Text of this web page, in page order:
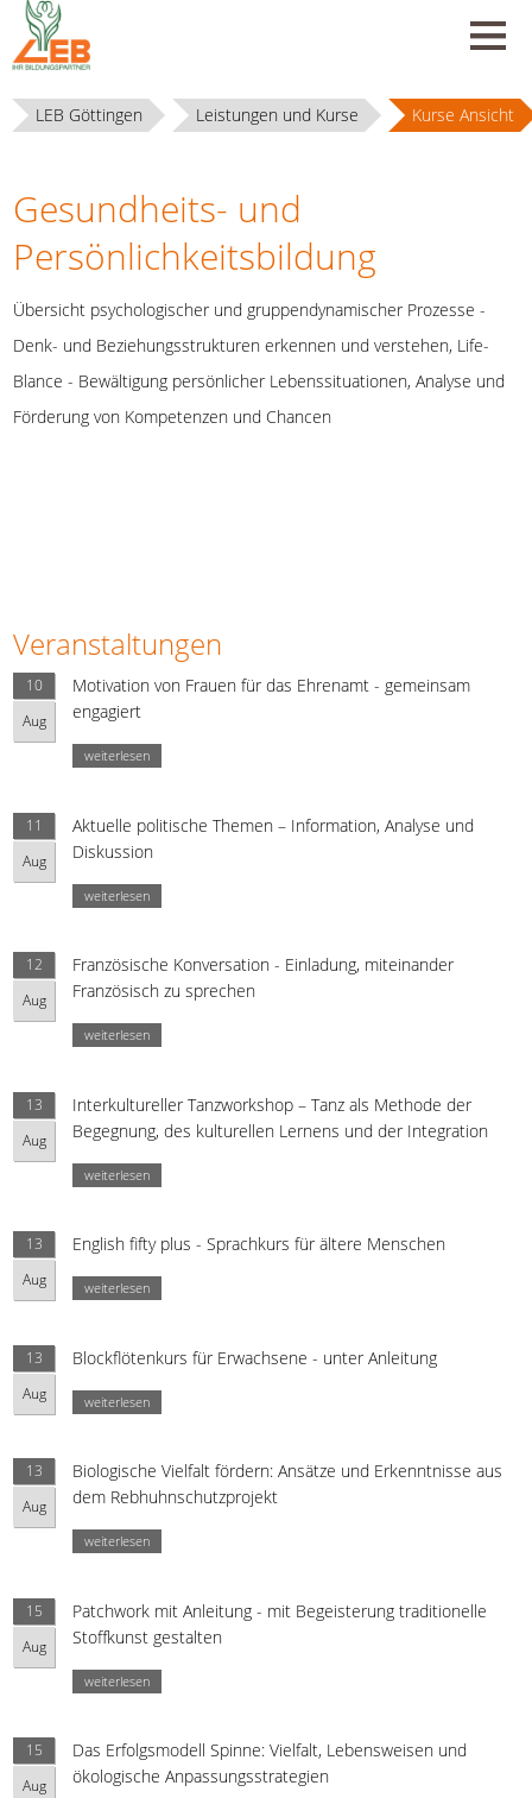
LEB Göttingen Leistungen und Kurse Kurse Ansicht
Gesundheits- und
Persönlichkeitsbildung
Übersicht psychologischer und gruppendynamischer Prozesse -
Denk- und Beziehungsstrukturen erkennen und verstehen, Life-
Blance - Bewältigung persönlicher Lebenssituationen, Analyse und
Förderung von Kompetenzen und Chancen
Veranstaltungen
10
Aug
Motivation von Frauen für das Ehrenamt - gemeinsam
engagiert
weiterlesen
11
Aug
Aktuelle politische Themen – Information, Analyse und
Diskussion
weiterlesen
12
Aug
Französische Konversation - Einladung, miteinander
Französisch zu sprechen
weiterlesen
13
Aug
Interkultureller Tanzworkshop – Tanz als Methode der
Begegnung, des kulturellen Lernens und der Integration
weiterlesen
13
Aug
English fifty plus - Sprachkurs für ältere Menschen
weiterlesen
13
Aug
Blockflötenkurs für Erwachsene - unter Anleitung
weiterlesen
13
Aug
Biologische Vielfalt fördern: Ansätze und Erkenntnisse aus
dem Rebhuhnschutzprojekt
weiterlesen
15
Aug
Patchwork mit Anleitung - mit Begeisterung traditionelle
Stoffkunst gestalten
weiterlesen
15
Aug
Das Erfolgsmodell Spinne: Vielfalt, Lebensweisen und
ökologische Anpassungsstrategien